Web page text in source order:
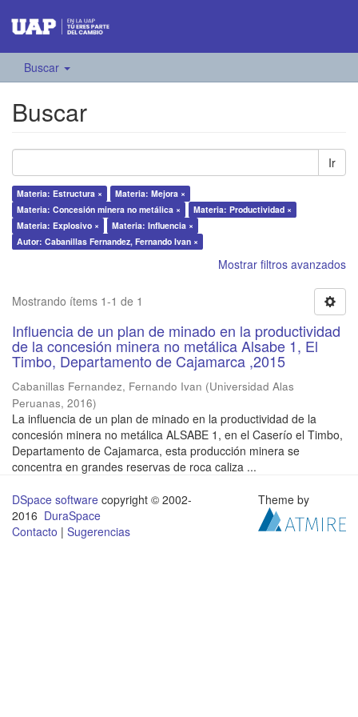
Buscar
Buscar
Ir
Materia: Estructura ×
Materia: Mejora ×
Materia: Concesión minera no metálica ×
Materia: Productividad ×
Materia: Explosivo ×
Materia: Influencia ×
Autor: Cabanillas Fernandez, Fernando Ivan ×
Mostrar filtros avanzados
Mostrando ítems 1-1 de 1
Influencia de un plan de minado en la productividad
de la concesión minera no metálica Alsabe 1, El
Timbo, Departamento de Cajamarca ,2015
Cabanillas Fernandez, Fernando Ivan (Universidad Alas
Peruanas, 2016)
La influencia de un plan de minado en la productividad de la
concesión minera no metálica ALSABE 1, en el Caserío el Timbo,
Departamento de Cajamarca, esta producción minera se
concentra en grandes reservas de roca caliza ...
DSpace software copyright © 2002-
2016 DuraSpace
Contacto | Sugerencias
Theme by